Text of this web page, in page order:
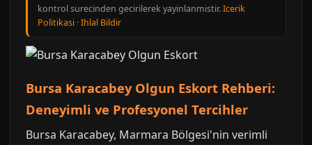
kontrol surecinden gecirilerek yayinlanmistir.Icerik
Politikasi ·Ihlal Bildir
Bursa Karacabey Olgun Eskort Rehberi:
Deneyimli ve Profesyonel Tercihler
Bursa Karacabey, Marmara Bölgesi'nin verimli